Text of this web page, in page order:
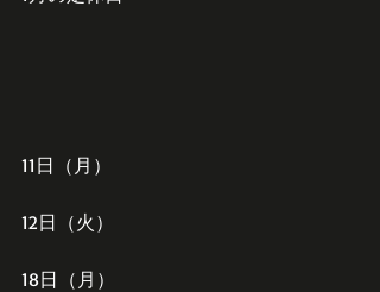
11日（月）
12日（火）
18日（月）